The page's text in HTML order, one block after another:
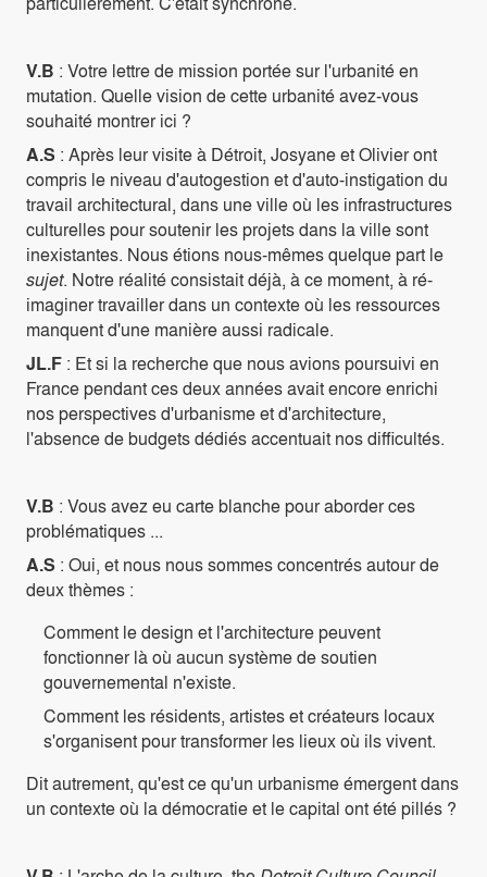
V.B : Votre lettre de mission portée sur l'urbanité en
mutation. Quelle vision de cette urbanité avez-vous
souhaité montrer ici ?
A.S : Après leur visite à Détroit, Josyane et Olivier ont
compris le niveau d'autogestion et d'auto-instigation du
travail architectural, dans une ville où les infrastructures
culturelles pour soutenir les projets dans la ville sont
inexistantes. Nous étions nous-mêmes quelque part le
sujet. Notre réalité consistait déjà, à ce moment, à ré-
imaginer travailler dans un contexte où les ressources
manquent d'une manière aussi radicale.
JL.F : Et si la recherche que nous avions poursuivi en
France pendant ces deux années avait encore enrichi
nos perspectives d'urbanisme et d'architecture,
l'absence de budgets dédiés accentuait nos difficultés.
V.B : Vous avez eu carte blanche pour aborder ces
problématiques ...
A.S : Oui, et nous nous sommes concentrés autour de
deux thèmes :
Comment le design et l'architecture peuvent
fonctionner là où aucun système de soutien
gouvernemental n'existe.
Comment les résidents, artistes et créateurs locaux
s'organisent pour transformer les lieux où ils vivent.
Dit autrement, qu'est ce qu'un urbanisme émergent dans
un contexte où la démocratie et le capital ont été pillés ?